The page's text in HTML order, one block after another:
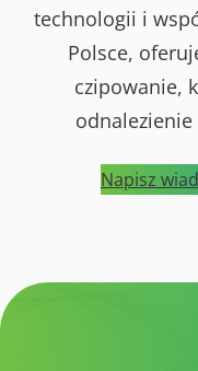
technologii i
Polsce,
czipowanie,
Napisz